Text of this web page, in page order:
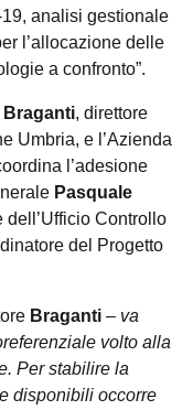
analisi gestionale
l’allocazione delle
a confronto”.
Braganti, direttore
Umbria, e l’Azienda
l’adesione
Pasquale
dell’Ufficio Controllo
del Progetto
Braganti – va
volto alla
Per stabilire la
disponibili occorre